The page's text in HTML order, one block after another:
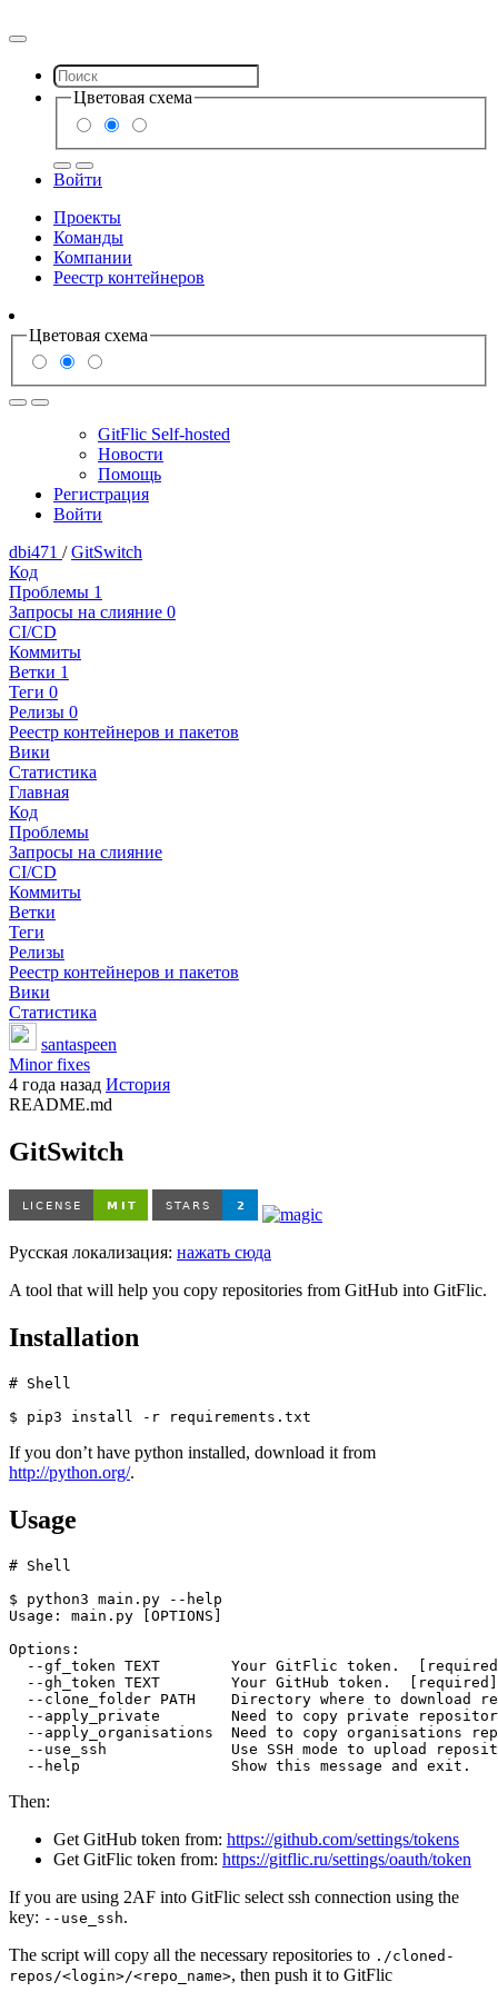
Цветовая схема
Войти
Проекты
Команды
Компании
Реестр контейнеров
Цветовая схема
GitFlic Self-hosted
Новости
Помощь
Регистрация
Войти
dbi471 / GitSwitch
Код
Проблемы 1
Запросы на слияние 0
CI/CD
Коммиты
Ветки 1
Теги 0
Релизы 0
Реестр контейнеров и пакетов
Вики
Статистика
Главная
Код
Проблемы
Запросы на слияние
CI/CD
Коммиты
Ветки
Теги
Релизы
Реестр контейнеров и пакетов
Вики
Статистика
santaspeen
Minor fixes
4 года назад История
README.md
GitSwitch
Русская локализация: нажать сюда
A tool that will help you copy repositories from GitHub into GitFlic.
Installation
# Shell
If you don’t have python installed, download it from
http://python.org/.
Usage
# Shell
$ python3 main.py --help
Usage: main.py [OPTIONS]
Options:
--gf_token TEXT        Your GitFlic token.
  --gh_token TEXT        Your GitHub token.  [required]
--clone_folder PATH    Directory where to download
--apply_private        Need to copy private
--apply_organisations  Need to copy organisations
--use_ssh              Use SSH mode to upload
Then:
Get GitHub token from: https://github.com/settings/tokens
Get GitFlic token from: https://gitflic.ru/settings/oauth/token
If you are using 2AF into GitFlic select ssh connection using the
key: --use_ssh.
The script will copy all the necessary repositories to ./cloned-
repos/<login>/<repo_name>, then push it to GitFlic